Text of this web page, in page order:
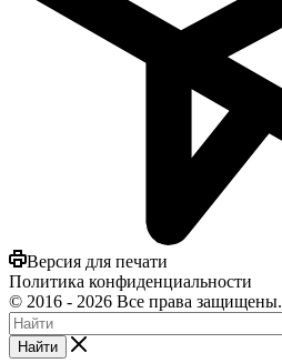
Версия для печати
Политика конфиденциальности
© 2016 - 2026 Все права защищены.
Найти